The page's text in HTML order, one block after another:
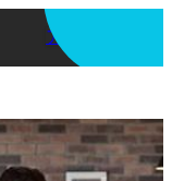
アプリを使う